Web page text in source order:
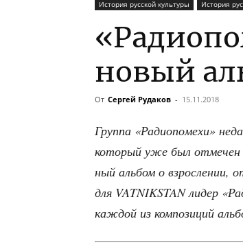
История русской культуры История
новый
От Сергей Рудаков - 15.11.2018
Груп­па «Радио­по­ме­хи»
кото­рый уже был отме­чен
ный аль­бом о
для VATNIKSTAN лидер
каж­дой из ком­по­зи­ций